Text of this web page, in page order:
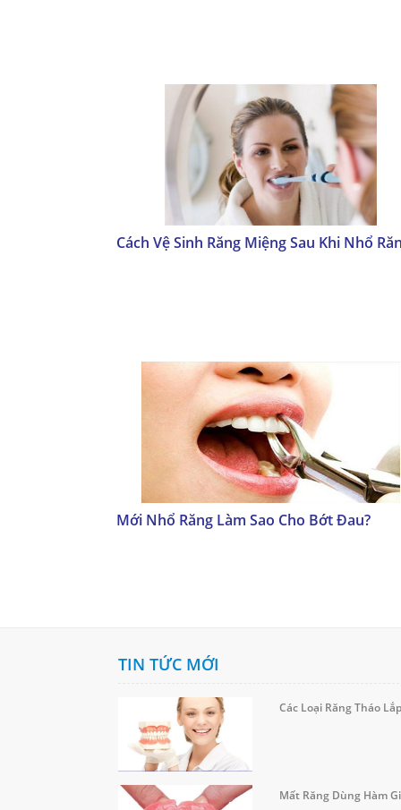
Cách Vệ Sinh Răng Miệng Sau Khi Nhổ
Mới Nhổ Răng Làm Sao Cho Bớt Đau?
TIN TỨC MỚI
Các Loại Răng Tháo
Mất Răng Dùng Hàm